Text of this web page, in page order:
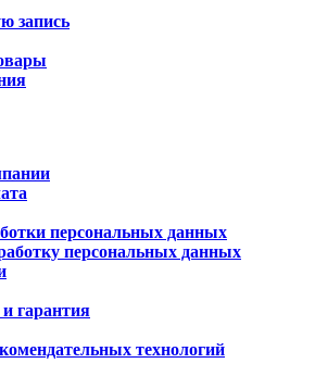
запись
персональных данных
персональных данных
гарантия
технологий